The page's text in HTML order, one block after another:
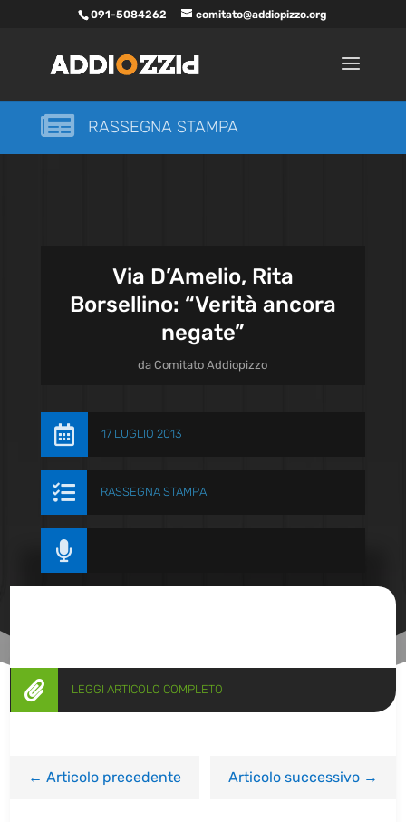
091-5084262 comitato@addiopizzo.org
 RASSEGNA STAMPA
Via D’Amelio, Rita
Borsellino: “Verità ancora
negate”
daComitato Addiopizzo
 17 LUGLIO 2013
 RASSEGNA STAMPA

 LEGGI ARTICOLO COMPLETO
←Articolo precedente Articolo successivo→